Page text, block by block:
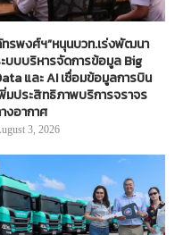
รพงศ์ฯ”หนุนบวท.เร่งพัฒนา
บบบริหารจัดการข้อมูล Big
และ AI เชื่อมข้อมูลการบิน
มประสิทธิภาพบริการจราจร
งอากาศ
3, 2026